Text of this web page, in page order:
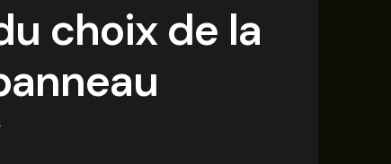
choix de la